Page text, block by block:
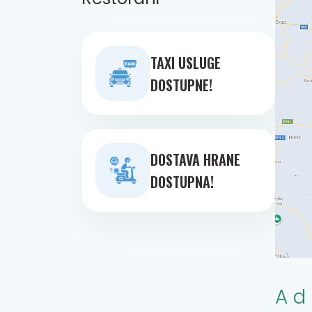
TAXI USLUGE
DOSTUPNE!
DOSTAVA HRANE
DOSTUPNA!